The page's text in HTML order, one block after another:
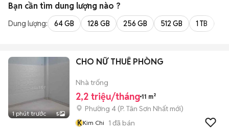
Bạn cần tìm dung lượng nào ?
Dung lượng: 64 GB 128 GB 256 GB 512 GB 1 TB
1 phút trước 5
CHO NỮ THUÊ PHÒNG
Nhà trống
2,2 triệu/tháng 11 m²
Phường 4 (P. Tân Sơn Nhất mới)
KKim Chi 1 đã bán